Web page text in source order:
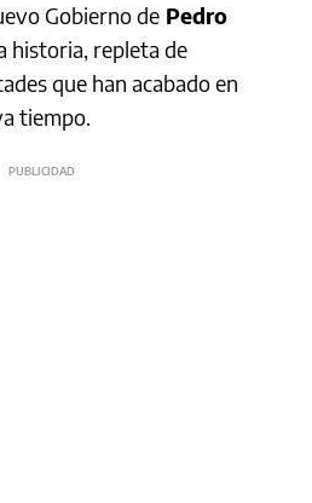
Gobierno de Pedro
historia, repleta de
que han acabado en
tiempo.